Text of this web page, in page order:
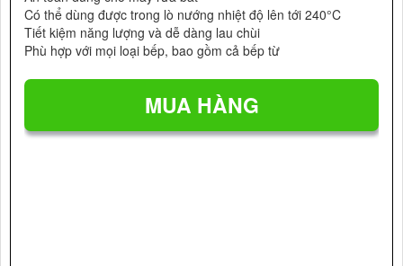
Có thể dùng được trong lò nướng nhiệt độ lên tới 240°C
Tiết kiệm năng lượng và dễ dàng lau chùi
Phù hợp với mọi loại bếp, bao gồm cả bếp từ